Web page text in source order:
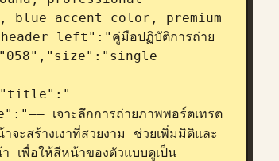
accent color, premium
คู่มือปฏิบัติการถ่าย
เจาะลึกการถ่ายภาพพอร์ตเทรต
ะสร้างเงาที่สวยงาม ช่วยเพิ่มมิติและ
เพื่อให้สีหน้าของตัวแบบดูเป็น